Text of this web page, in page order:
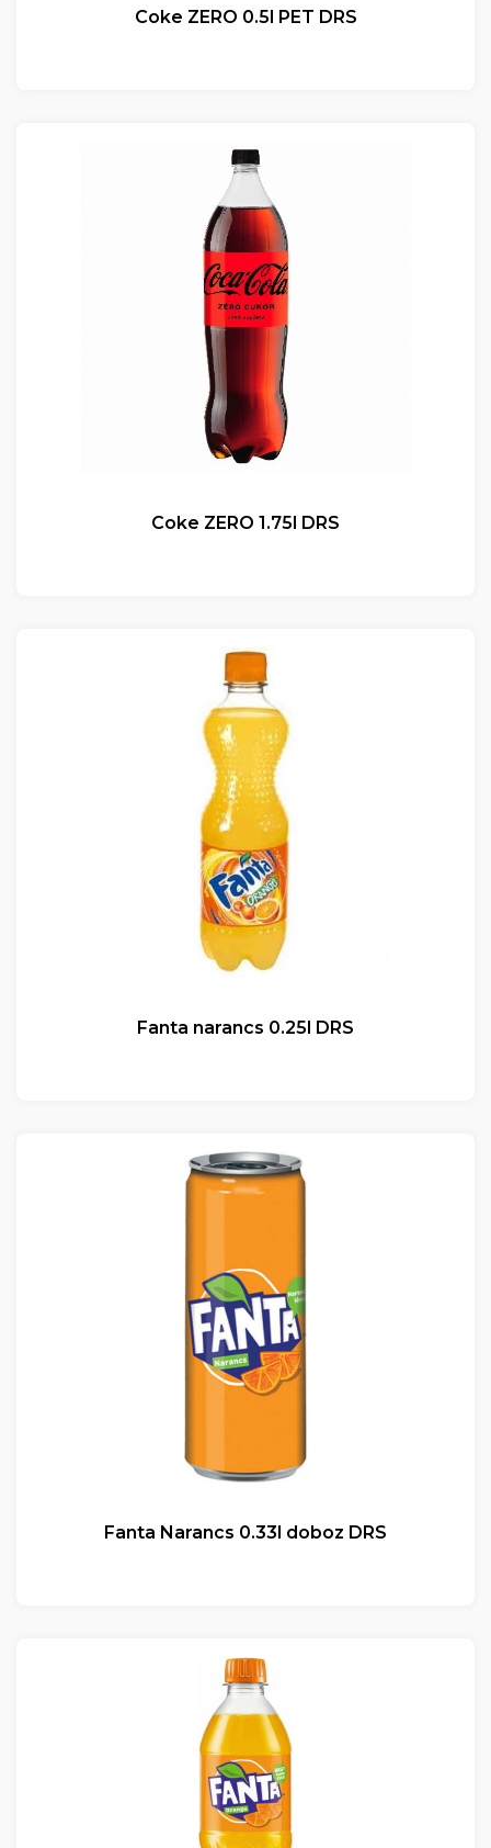
Coke ZERO 0.5l PET DRS
Coke ZERO 1.75l DRS
Fanta narancs 0.25l DRS
Fanta Narancs 0.33l doboz DRS